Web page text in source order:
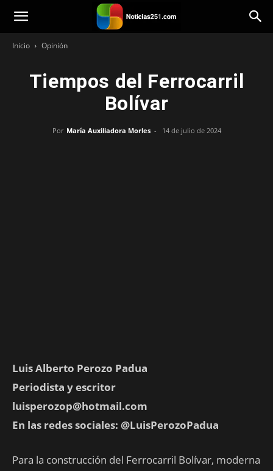
Noticias251
Inicio Opinión
Tiempos del Ferrocarril
Bolívar
Por María Auxiliadora Morles - 14 de julio de 2024
Luis Alberto Perozo Padua
Periodista y escritor
luisperozop@hotmail.com
En las redes sociales: @LuisPerozoPadua
Para la construcción del Ferrocarril Bolívar, moderna